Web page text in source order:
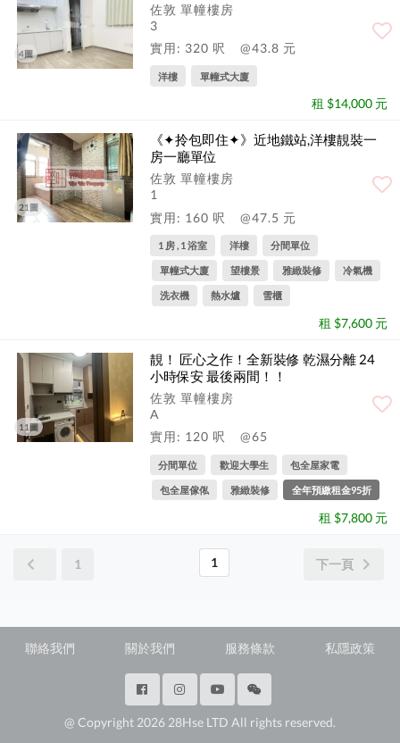
4圖
佐敦 單幢樓房
3
實用: 320 呎
@43.8 元
洋樓 單幢式大廈
租 $14,000 元
21圖
《✦拎包即住✦》近地鐵站,洋樓靚裝一
房一廳單位
佐敦 單幢樓房
1
實用: 160 呎
@47.5 元
1 房 , 1 浴室 洋樓 分間單位
單幢式大廈 望樓景 雅緻裝修 冷氣機
洗衣機 熱水爐 雪櫃
租 $7,600 元
11圖
靚！ 匠心之作！全新裝修 乾濕分離 24
小時保安 最後兩間！！
佐敦 單幢樓房
A
實用: 120 呎
@65
分間單位 歡迎大學生 包全屋家電
包全屋傢俬 雅緻裝修 全年預繳租金95折
租 $7,800 元
1 1 下一頁
聯絡我們 關於我們 服務條款 私隱政策
@ Copyright 2026 28Hse LTD All rights reserved.